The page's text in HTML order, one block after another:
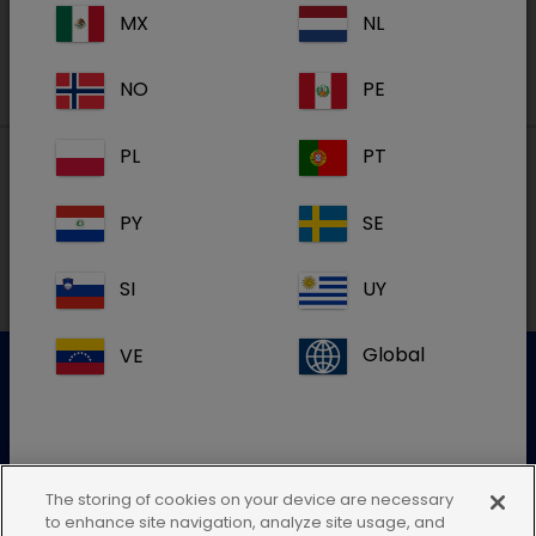
Paikalliset osoitteet
Lisätietoja saat ottamalla yhteyttä asiakaspalveluumme
MX NL
NO PE
PL PT
PY SE
SI UY
VE Global
Jos et löydä maasi sijaintia, jätä tämä
The storing of cookies on your device are necessary
to enhance site navigation, analyze site usage, and